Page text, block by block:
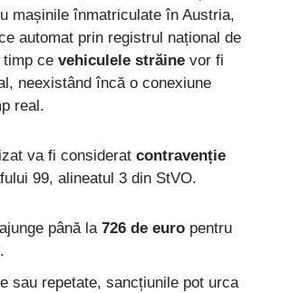
mașinile înmatriculate în Austria,
automat prin registrul național de
ce vehiculele străine vor fi
neexistând încă o conexiune
real.
va fi considerat contravenție
99, alineatul 3 din StVO.
până la 726 de euro pentru
sau repetate, sancțiunile pot urca